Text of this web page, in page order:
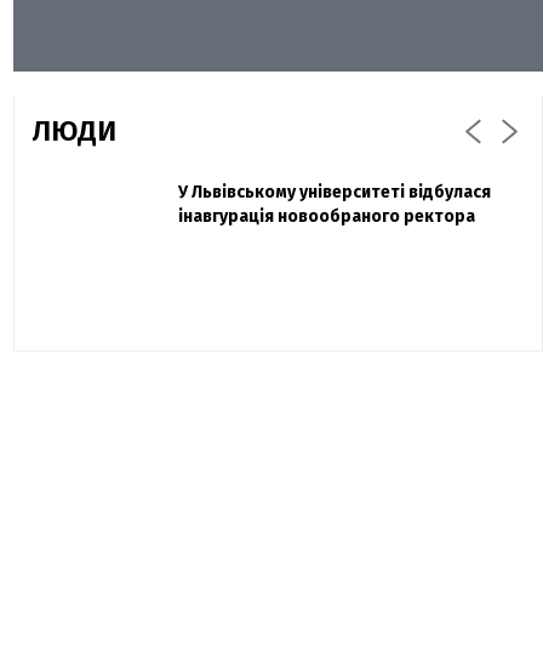
ЛЮДИ
Павло Дак
«Час не лікує, лише притуплює біль»:
Захисник "Азовсталі" Діанов вдруге
одружився та показав фото з весілля
У Львівському університеті відбулася
інавгурація новообраного ректора